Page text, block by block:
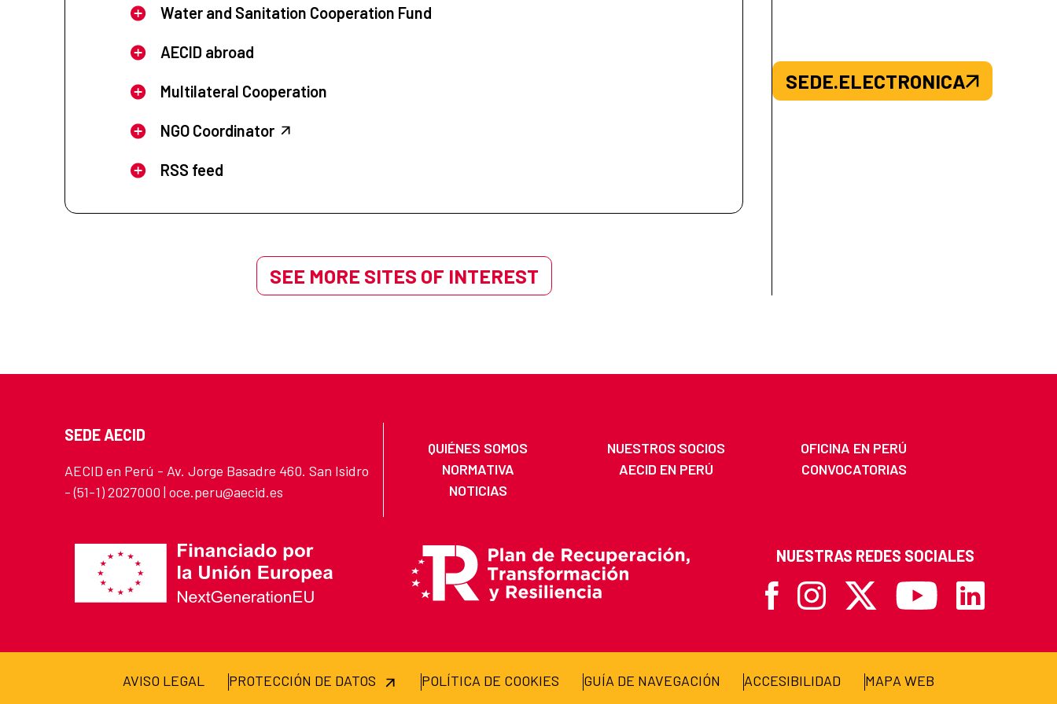
Water and Sanitation Cooperation Fund
AECID abroad
Multilateral Cooperation
NGO Coordinator
RSS feed
SEE MORE SITES OF INTEREST
SEDE.ELECTRONICA
SEDE AECID
AECID en Perú - Av. Jorge Basadre 460. San Isidro
- (51-1) 2027000 | oce.peru@aecid.es
QUIÉNES SOMOS NUESTROS SOCIOS
OFICINA EN PERÚ
NORMATIVA
AECID EN PERÚ
CONVOCATORIAS
NOTICIAS
NUESTRAS REDES SOCIALES
FacebookInstagram
X Youtube Linkedin
AVISO LEGAL PROTECCIÓN DE DATOS POLÍTICA DE COOKIES GUÍA DE NAVEGACIÓN ACCESIBILIDAD MAPA WEB